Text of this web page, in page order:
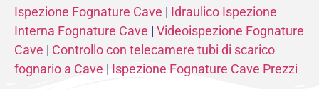
Ispezione Fognature Cave | Idraulico Ispezione
Interna Fognature Cave | Videoispezione Fognature
Cave | Controllo con telecamere tubi di scarico
fognario a Cave | Ispezione Fognature Cave Prezzi